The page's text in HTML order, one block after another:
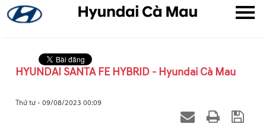
HYUNDAI SANTA FE HYBRID - Hyundai Cà Mau
Thứ tư - 09/08/2023 00:09